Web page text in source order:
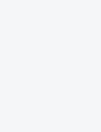
Jazz-Go-Fringe